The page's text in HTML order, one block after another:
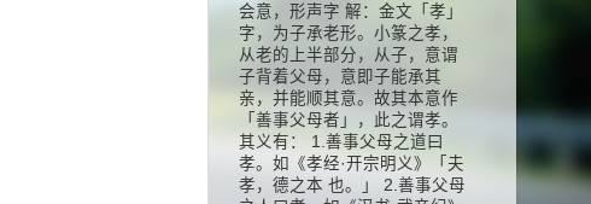
会意，形声字 解：金文「孝」
字，为子承老形。小篆之孝，
从老的上半部分，从子，意谓
子背着父母，意即子能承其
亲，并能顺其意。故其本意作
「善事父母者」，此之谓孝。
其义有： 1.善事父母之道曰
孝。如《孝经·开宗明义》「夫
孝，德之本 也。」 2.善事父母